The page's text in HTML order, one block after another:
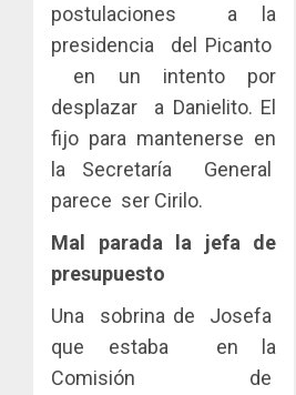
postulaciones a la
presidencia del Picanto
en un intento por
desplazar a Danielito. El
fijo para mantenerse en
la Secretaría General
parece ser Cirilo.
Mal parada la jefa de
presupuesto
Una sobrina de Josefa
que estaba en la
Comisión de